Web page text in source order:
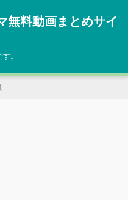
無料動画まとめサイ
。